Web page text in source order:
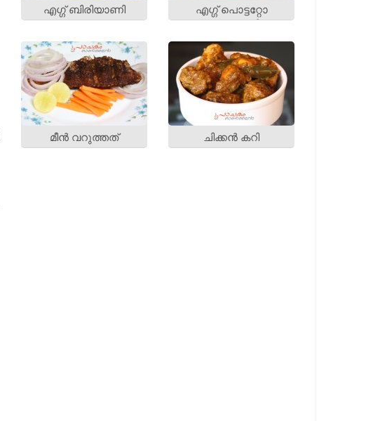
എഗ്ഗ് ബിരിയാണി
എഗ്ഗ് പൊട്ടറ്റോ
കാസറോള്‍
മീന്‍ വറുത്തത്‌ ചിക്കന്‍ കറി